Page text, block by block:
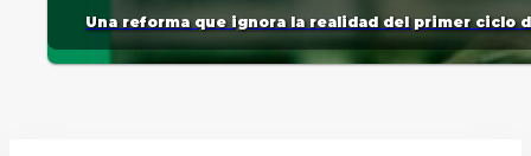
Una reforma que ignora la realidad del primer ciclo